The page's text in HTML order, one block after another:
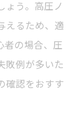
ょう。高圧ノ
えるため、適
者の場合、圧
敗例が多いた
確認をおすす